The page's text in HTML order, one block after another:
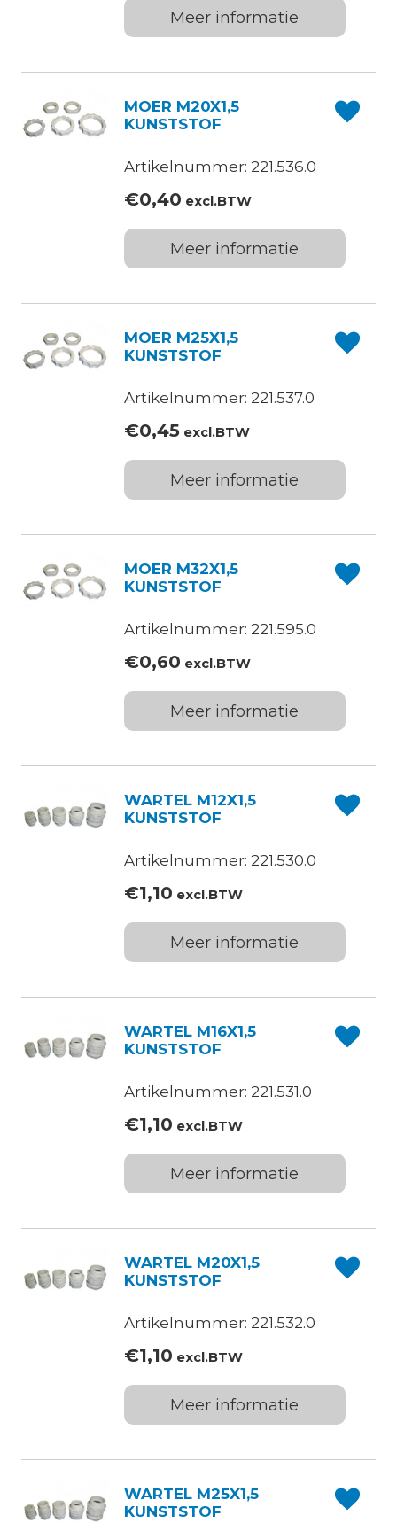
Meer informatie
MOER M20X1,5
KUNSTSTOF
Artikelnummer: 221.536.0
€0,40 excl.BTW
Meer informatie
MOER M25X1,5
KUNSTSTOF
Artikelnummer: 221.537.0
€0,45excl.BTW
Meer informatie
MOER M32X1,5
KUNSTSTOF
Artikelnummer: 221.595.0
€0,60 excl.BTW
Meer informatie
WARTEL M12X1,5
KUNSTSTOF
Artikelnummer: 221.530.0
€1,10 excl.BTW
Meer informatie
WARTEL M16X1,5
KUNSTSTOF
Artikelnummer: 221.531.0
€1,10 excl.BTW
Meer informatie
WARTEL M20X1,5
KUNSTSTOF
Artikelnummer: 221.532.0
€1,10 excl.BTW
Meer informatie
WARTEL M25X1,5
KUNSTSTOF